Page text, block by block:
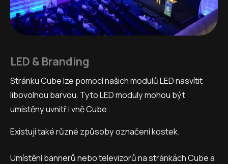
LED & Branding
Stránku Cube lze pomocí našich modulů LED nasvítit
libovolnou barvou. Tyto LED moduly mohou být
umístěny uvnitř i vně Cube .
Existují také různé způsoby označení kostek.
Umístění bannerů nebo televizorů na stránkách Cube a